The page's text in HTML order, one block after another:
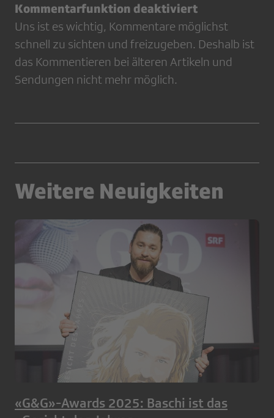
Kommentarfunktion deaktiviert
Uns ist es wichtig, Kommentare möglichst
schnell zu sichten und freizugeben. Deshalb ist
das Kommentieren bei älteren Artikeln und
Sendungen nicht mehr möglich.
Weitere Neuigkeiten
«G&G»-Awards 2025: Baschi ist das